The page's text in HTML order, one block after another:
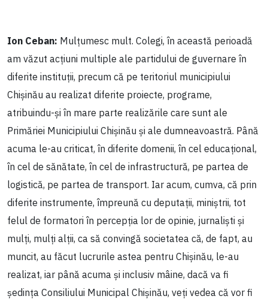
Ion Ceban: Mulțumesc mult. Colegi, în această perioadă
am văzut acțiuni multiple ale partidului de guvernare în
diferite instituții, precum că pe teritoriul municipiului
Chișinău au realizat diferite proiecte, programe,
atribuindu-și în mare parte realizările care sunt ale
Primăriei Municipiului Chișinău și ale dumneavoastră. Până
acuma le-au criticat, în diferite domenii, în cel educațional,
în cel de sănătate, în cel de infrastructură, pe partea de
logistică, pe partea de transport. Iar acum, cumva, că prin
diferite instrumente, împreună cu deputații, miniștrii, tot
felul de formatori în percepția lor de opinie, jurnaliști și
mulți, mulți alții, ca să convingă societatea că, de fapt, au
muncit, au făcut lucrurile astea pentru Chișinău, le-au
realizat, iar până acuma și inclusiv mâine, dacă va fi
ședința Consiliului Municipal Chișinău, veți vedea că vor fi